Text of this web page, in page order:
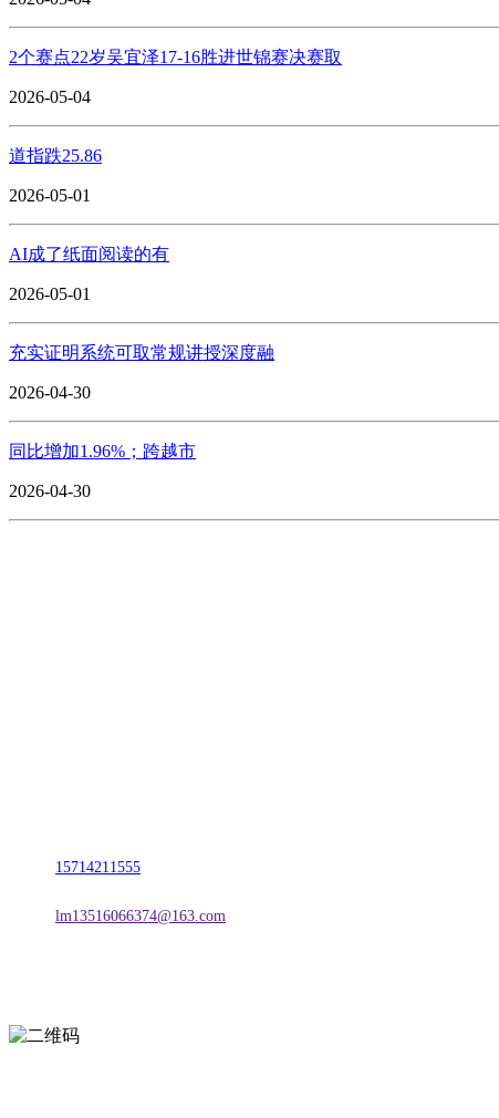
2个赛点22岁吴宜泽17-16胜进世锦赛决赛取
2026-05-04
道指跌25.86
2026-05-01
AI成了纸面阅读的有
2026-05-01
充实证明系统可取常规讲授深度融
2026-04-30
同比增加1.96%；跨越市
2026-04-30
15714211555
lm13516066374@163.com